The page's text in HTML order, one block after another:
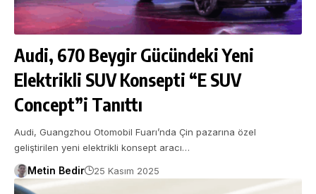
Audi, 670 Beygir Gücündeki Yeni
Elektrikli SUV Konsepti “E SUV
Concept”i Tanıttı
Audi, Guangzhou Otomobil Fuarı’nda Çin pazarına özel
geliştirilen yeni elektrikli konsept aracı…
Metin Bedir 25 Kasım 2025